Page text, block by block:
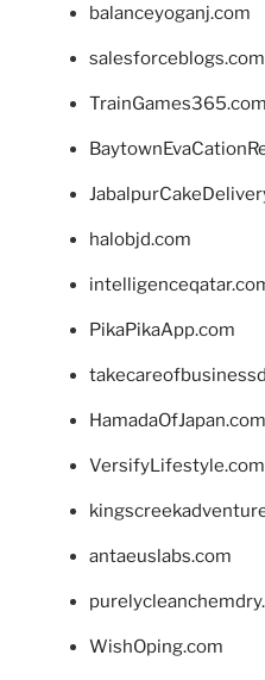
balanceyoganj.com
salesforceblogs.com
TrainGames365.com
halobjd.com
PikaPikaApp.com
HamadaOfJapan.com
VersifyLifestyle.com
antaeuslabs.com
WishOping.com